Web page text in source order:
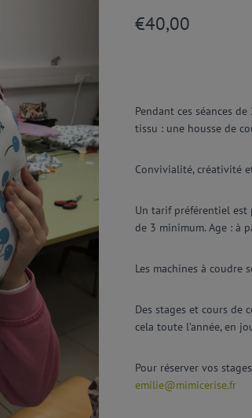
€40,00
Pendant ces séances
tissu : une housse de
Convivialité, créativité
Un tarif préférentiel est
de 3 minimum. Age : à
Les machines à coudre
Des stages et cours de
cela toute l’année, en
Pour réserver vos
emilie@mimicerise.fr